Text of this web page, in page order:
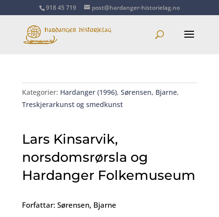
918 45 719 post@hardanger-historielag.no
Kategorier: Hardanger (1996), Sørensen, Bjarne,
Treskjerarkunst og smedkunst
Lars Kinsarvik,
norsdomsrørsla og
Hardanger Folkemuseum
Forfattar: Sørensen, Bjarne